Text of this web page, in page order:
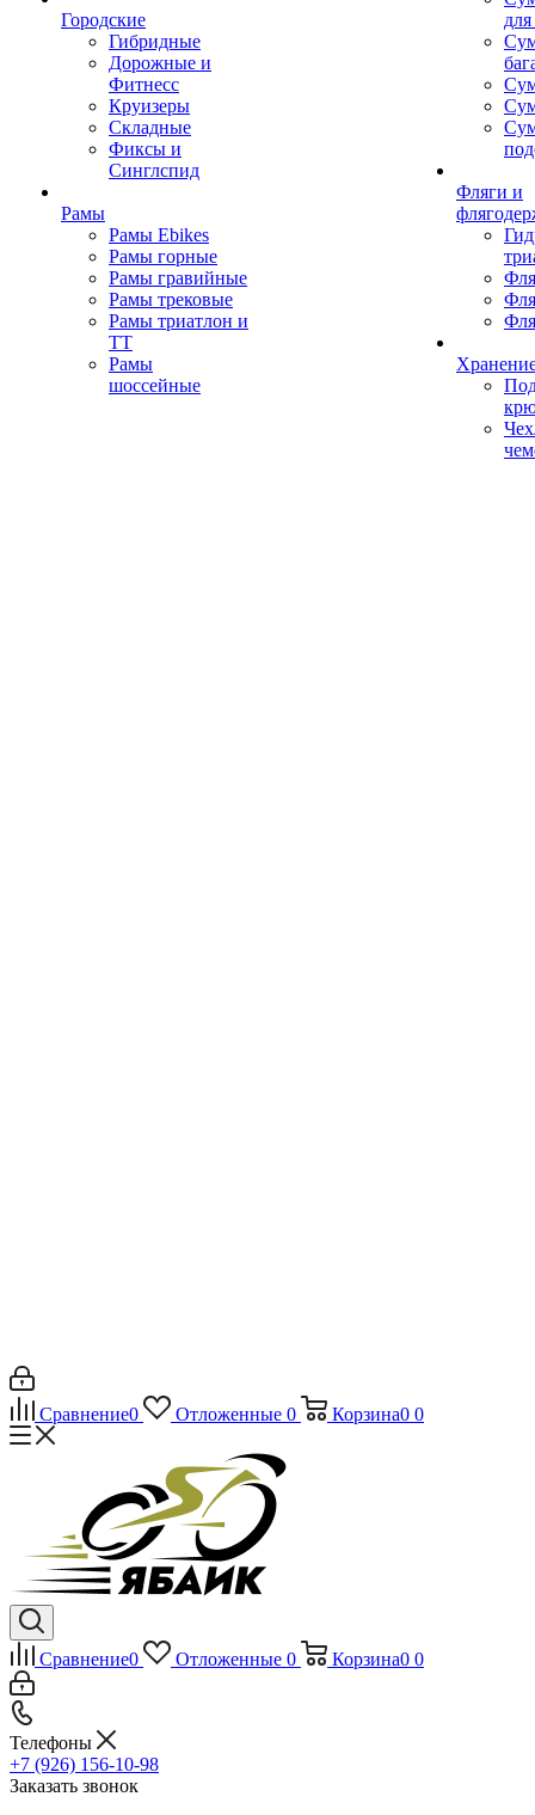
Городские
Гибридные
Дорожные и
Фитнесс
Круизеры
Складные
Фиксы и
Синглспид
Рамы
Рамы Ebikes
Рамы горные
Рамы гравийные
Рамы трековые
Рамы триатлон и
ТТ
Рамы
шоссейные
Фляги и
Сравнение0 Отложенные 0 Корзина0 0
Сравнение0 Отложенные 0 Корзина0 0
Телефоны
+7 (926) 156-10-98
Заказать звонок